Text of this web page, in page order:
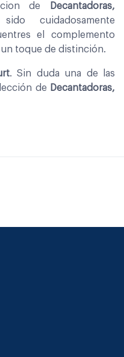
de
Decantadoras,
cuidadosamente
el complemento
toque de distinción.
. Sin duda una de las
de Decantadoras,